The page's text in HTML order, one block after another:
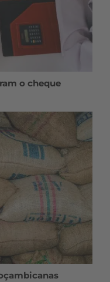
o cheque